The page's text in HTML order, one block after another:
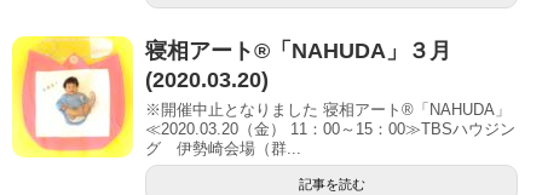
寝相アート®「NAHUDA」３月
(2020.03.20)
※開催中止となりました 寝相アート®「NAHUDA」
≪2020.03.20（金） 11：00～15：00≫TBSハウジン
グ 伊勢崎会場（群...
記事を読む